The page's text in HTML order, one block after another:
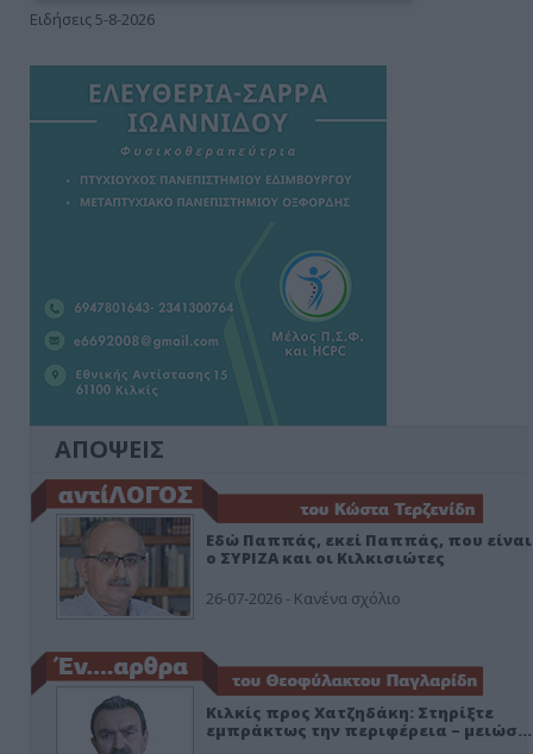
Ειδήσεις 5-8-2026
ΑΠΟΨΕΙΣ
Εδώ Παππάς, εκεί Παππάς, που είναι
ο ΣΥΡΙΖΑ και οι Κιλκισιώτες
26-07-2026 - Κανένα σχόλιο
Κιλκίς προς Χατζηδάκη: Στηρίξτε
εμπράκτως την περιφέρεια – μειώσ…